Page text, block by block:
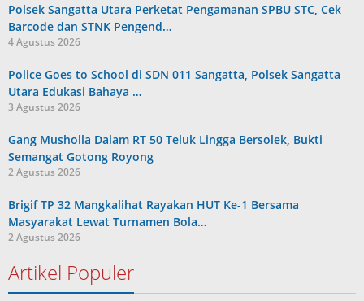
Polsek Sangatta Utara Perketat Pengamanan SPBU STC, Cek
Barcode dan STNK Pengend…
4 Agustus 2026
Police Goes to School di SDN 011 Sangatta, Polsek Sangatta
Utara Edukasi Bahaya …
3 Agustus 2026
Gang Musholla Dalam RT 50 Teluk Lingga Bersolek, Bukti
Semangat Gotong Royong
2 Agustus 2026
Brigif TP 32 Mangkalihat Rayakan HUT Ke-1 Bersama
Masyarakat Lewat Turnamen Bola…
2 Agustus 2026
Artikel Populer